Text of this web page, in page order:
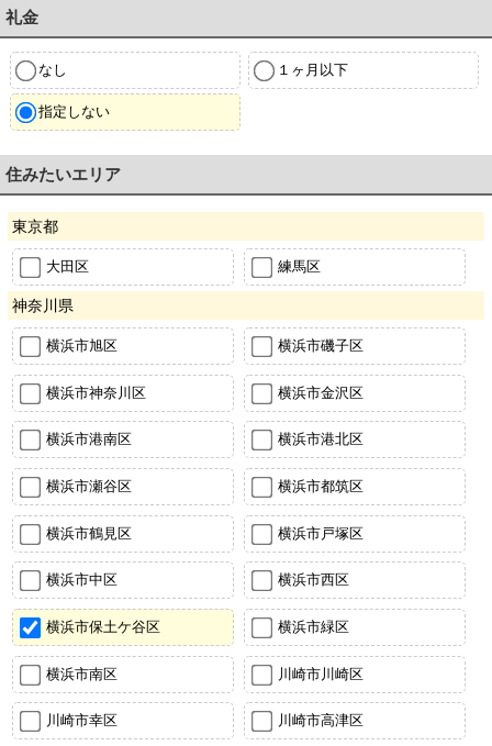
礼金
なし １ヶ月以下
指定しない
住みたいエリア
東京都
大田区 練馬区
神奈川県
横浜市旭区 横浜市磯子区
横浜市神奈川区 横浜市金沢区
横浜市港南区 横浜市港北区
横浜市瀬谷区 横浜市都筑区
横浜市鶴見区 横浜市戸塚区
横浜市中区 横浜市西区
横浜市保土ケ谷区 横浜市緑区
横浜市南区 川崎市川崎区
川崎市幸区 川崎市高津区